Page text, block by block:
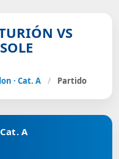
VS
· Cat. A / Partido
A